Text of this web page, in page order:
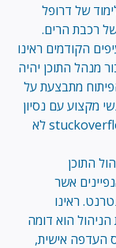
של דרופל
רכבת הרים.
הקודמים ראינו
מנהל התוכן יהיה
מתבצעת על
מקצוע עם נסיון
וידע מספיק בתחום. כמה לילות הם בילו ב-stuckoverflow לא
התוכן
אשר
ראינו
הוא דומה
העדפה אישית,